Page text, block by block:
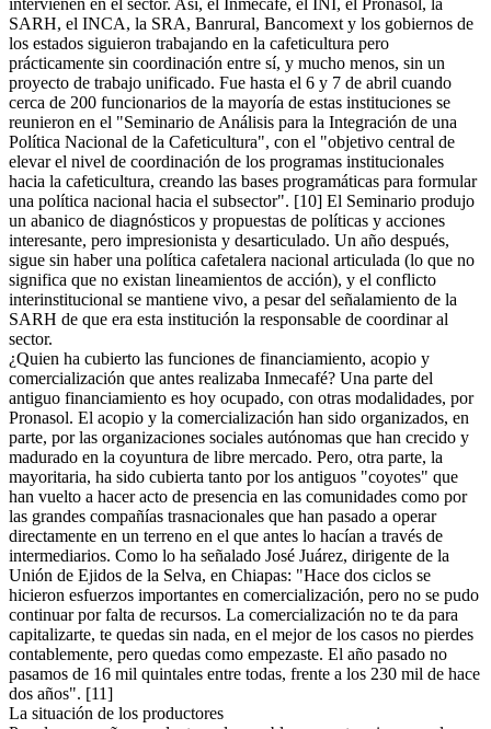
intervienen en el sector. Así, el Inmecafé, el INI, el Pronasol, la
SARH, el INCA, la SRA, Banrural, Bancomext y los gobiernos de
los estados siguieron trabajando en la cafeticultura pero
prácticamente sin coordinación entre sí, y mucho menos, sin un
proyecto de trabajo unificado. Fue hasta el 6 y 7 de abril cuando
cerca de 200 funcionarios de la mayoría de estas instituciones se
reunieron en el "Seminario de Análisis para la Integración de una
Política Nacional de la Cafeticultura", con el "objetivo central de
elevar el nivel de coordinación de los programas institucionales
hacia la cafeticultura, creando las bases programáticas para formular
una política nacional hacia el subsector". [10] El Seminario produjo
un abanico de diagnósticos y propuestas de políticas y acciones
interesante, pero impresionista y desarticulado. Un año después,
sigue sin haber una política cafetalera nacional articulada (lo que no
significa que no existan lineamientos de acción), y el conflicto
interinstitucional se mantiene vivo, a pesar del señalamiento de la
SARH de que era esta institución la responsable de coordinar al
sector.
¿Quien ha cubierto las funciones de financiamiento, acopio y
comercialización que antes realizaba Inmecafé? Una parte del
antiguo financiamiento es hoy ocupado, con otras modalidades, por
Pronasol. El acopio y la comercialización han sido organizados, en
parte, por las organizaciones sociales autónomas que han crecido y
madurado en la coyuntura de libre mercado. Pero, otra parte, la
mayoritaria, ha sido cubierta tanto por los antiguos "coyotes" que
han vuelto a hacer acto de presencia en las comunidades como por
las grandes compañías trasnacionales que han pasado a operar
directamente en un terreno en el que antes lo hacían a través de
intermediarios. Como lo ha señalado José Juárez, dirigente de la
Unión de Ejidos de la Selva, en Chiapas: "Hace dos ciclos se
hicieron esfuerzos importantes en comercialización, pero no se pudo
continuar por falta de recursos. La comercialización no te da para
capitalizarte, te quedas sin nada, en el mejor de los casos no pierdes
contablemente, pero quedas como empezaste. El año pasado no
pasamos de 16 mil quintales entre todas, frente a los 230 mil de hace
dos años". [11]
La situación de los productores